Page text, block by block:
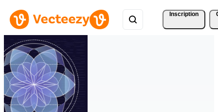
Inscription